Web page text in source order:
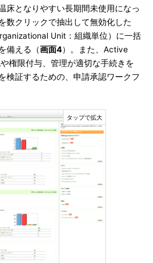
床となりやすい長期間未使用になっ
数クリックで抽出して無効化した
Unit：組織単位）に一括
備える（画面4）。また、Active
権限付与、管理が適切な手続きを
検証するための、申請承認ワークフ